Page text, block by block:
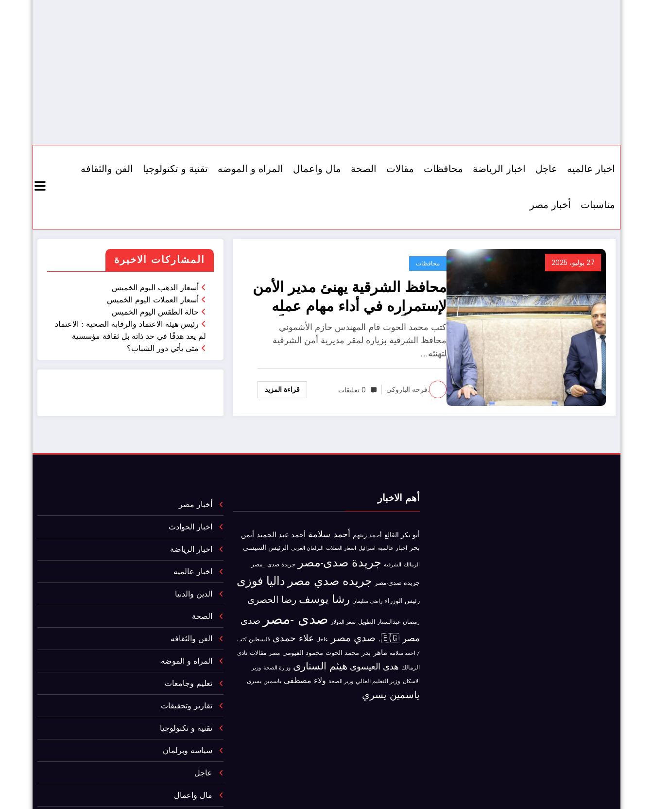
اخبار عالميه عاجل اخبار الرياضة محافظات مقالات الصحة مال واعمال المراه و الموضه تقنية و تكنولوجيا الفن والثقافه
مناسبات أخبار مصر
27 يوليو، 2025 محافظات
محافظ الشرقية يهنئ مدير الأمن
لإستمراره في أداء مهام عمله
مساعداً لوزير الداخلية مديراً
لأمن الشرقية
كتب محمد الحوت قام المهندس حازم الأشموني
محافظ الشرقية بزياره لمقر مديرية أمن الشرقية
لتهنئه…
.فرحه الباروكي 0 تعليقات قراءة المزيد
المشاركات الاخيرة
أسعار الذهب اليوم الخميس
أسعار العملات اليوم الخميس
حالة الطقس اليوم الخميس
رئيس هيئة الاعتماد والرقابة الصحية : الاعتماد
لم يعد هدفًا في حد ذاته بل ثقافة مؤسسية
متى يأتي دور الشباب؟
أهم الاخبار
أبو بكر القالع أحمد زينهم أحمد سلامة أحمد عبد الحميد أيمن
بحر اخبار عالميه اسرائيل اسعار العملات البرلمان العربي الرئيس السيسي
الزمالك الشرقيه جريدة صدى-مصر جريدة صدى _مصر
جريده صدى-مصر جريده صدي مصر داليا فوزى
رئيس الوزراء راضي سليمان رشا يوسف رضا الحصرى
رمضان عبدالستار الطويل سعر الدولار صدى -مصر صدى
مصر 🇪🇬.
صدي مصر عاجل علاء حمدى فلسطين كتب
/ احمد سلامه ماهر بدر محمد الحوت محمود الفيومى مصر مقالات نادى
الزمالك هدى العيسوى هيثم السنارى وزارة الصحة وزير
الاسكان وزير التعليم العالي وزير الصحة ولاء مصطفى ياسمين يسرى
ياسمين يسري
أخبار مصر
اخبار الحوادث
اخبار الرياضة
اخبار عالميه
الدين والدنيا
الصحة
الفن والثقافه
المراه و الموضه
تعليم وجامعات
تقارير وتحقيقات
تقنية و تكنولوجيا
سياسه وبرلمان
عاجل
مال واعمال